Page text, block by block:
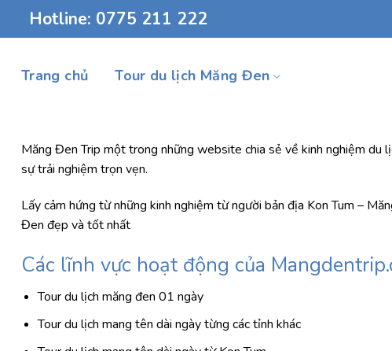
Chuyển
dung
Hotline: 0775 211 222
Trang chủ Tour du lịch Măng Đen
Măng Đen Trip một trong những website chia sẻ về kinh nghiệm du
sự trải nghiệm trọn vẹn.
Lấy cảm hứng từ những kinh nghiệm từ người bản địa Kon Tum –
Đen đẹp và tốt nhất
Các lĩnh vực hoạt động của
Tour du lịch măng đen 01 ngày
Tour du lịch mang tên dài ngày từng các tỉnh khác